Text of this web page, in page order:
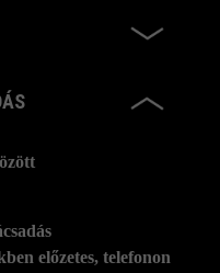
előzetes, telefonon